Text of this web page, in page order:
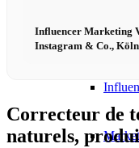
Influencer Marketing
Instagram & Co.,
Correcteur de
naturels,